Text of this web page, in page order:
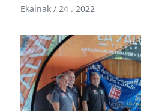
Ekainak / 24 . 2022